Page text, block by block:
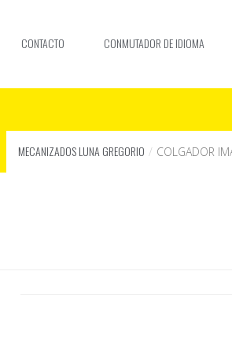
CONTACTO CONMUTADOR DE IDIOMA
MECANIZADOS LUNA GREGORIO COLGADOR